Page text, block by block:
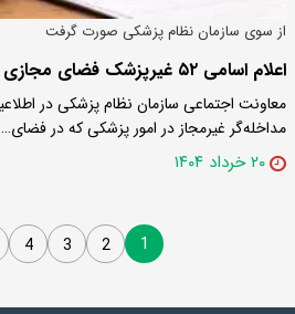
از سوی سازمان نظام پزشکی صورت گرفت
اعلام اسامی ۵۲ غیرپزشک فضای مجازی
مداخله‌گر غیرمجاز در امور پزشکی که در فضای…
۲۰ خرداد ۱۴۰۴
1
2
3
4